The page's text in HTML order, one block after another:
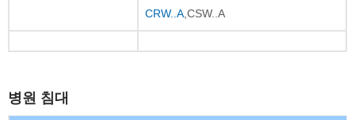
CRW..A ,CSW..A
병원 침대